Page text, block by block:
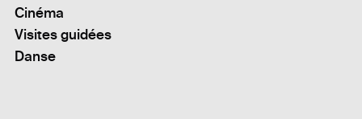
Cinéma
Visites guidées
Danse